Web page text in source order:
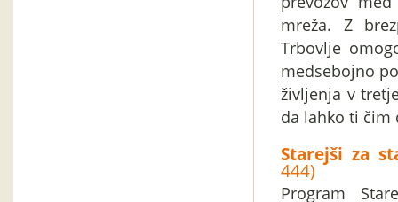
mreža. Z
Trbovlje
medsebojno
življenja v
da lahko ti čim
Starejši za
444)
Program